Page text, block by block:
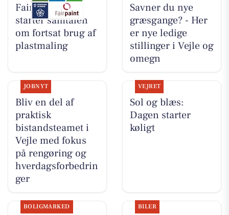
Fairpaint ApS
starter samtalen
om fortsat brug af
plastmaling
Savner du nye
græsgange? - Her
er nye ledige
stillinger i Vejle og
omegn
JOBNYT
Bliv en del af
praktisk
bistandsteamet i
Vejle med fokus
på rengøring og
hverdagsforbedrin
ger
VEJRET
Sol og blæs:
Dagen starter
køligt
BOLIGMARKED BILER